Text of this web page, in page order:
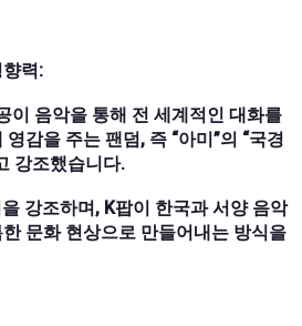
력:
이 음악을 통해 전 세계적인 대화를
감을 주는 팬덤, 즉 “아미”의 “국경
강조했습니다.
강조하며, K팝이 한국과 서양 음악
문화 현상으로 만들어내는 방식을